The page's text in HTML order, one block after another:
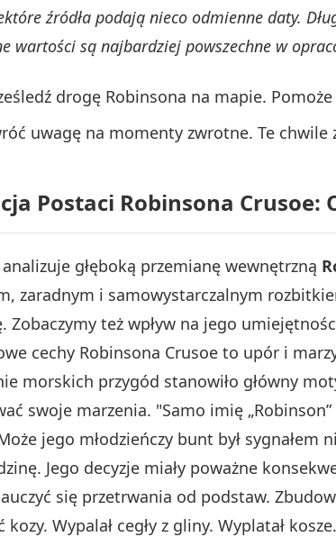
źródła podają nieco odmienne daty.
wartości są najbardziej powszechne w
drogę Robinsona na mapie.
uwagę na momenty zwrotne. Te chwile
Postaci Robinsona
analizuje głęboką przemianę wewnętrzną
zaradnym i samowystarczalnym
Zobaczymy też wpływ na jego
cechy Robinsona Crusoe to upór i
morskich przygód stanowiło główny
swoje marzenia. "Samo imię
jego młodzieńczy bunt był sygnałem
Jego decyzje miały poważne
się przetrwania od podstaw.
kozy. Wypalał cegły z gliny. Wyplatał